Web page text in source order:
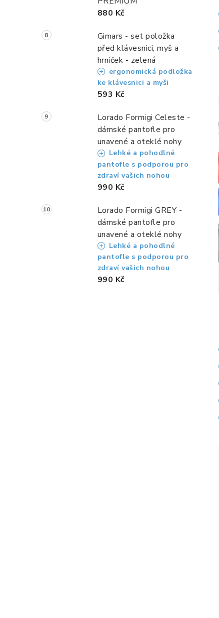
880 Kč
Gimars - set položka
před klávesnici, myš a
hrníček - zelená
ergonomická podložka
ke klávesnici a myši
593 Kč
Lorado Formigi Celeste -
dámské pantofle pro
unavené a oteklé nohy
Lehké a pohodlné
pantofle s podporou pro
zdraví vašich nohou
990 Kč
Lorado Formigi GREY -
dámské pantofle pro
unavené a oteklé nohy
Lehké a pohodlné
pantofle s podporou pro
zdraví vašich nohou
990 Kč